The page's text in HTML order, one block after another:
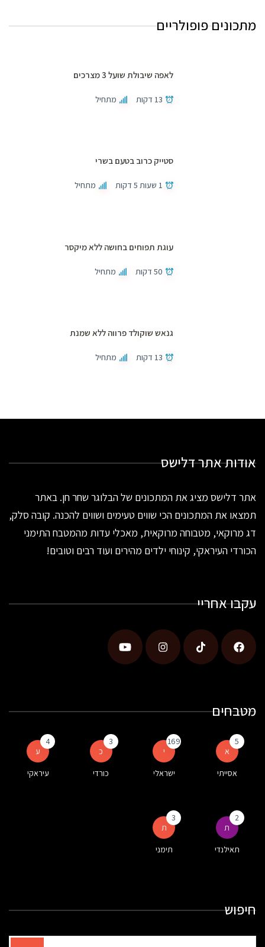
מתכונים פופולריים
לאפה שיבולת שועל 3 מצרכים
13 דקות מתחיל
סטייק כרוב בטעם בשרי
1 שעות 5 דקות מתחיל
עוגת תפוחים בחושה ללא מיקסר
50 דקות מתחיל
גנאש שוקולד פרווה ללא שמנת
13 דקות מתחיל
אודות אתר דלישס
אתר דלישס מציג את המתכונים של הבלוגר שחר חן. באתר
תמצאו את המתכונים הכי שווים טעימים ושווים להכנה. קובה סלק,
דג מרוקאי, מטבוחה מרוקאית, מאכלי עדות מהמטבח התימני
הכורדי העיראקי, קינוחי ילדים מהירים ועוד רבים וטובים!
עקבו אחריי
מטבחים
א
5
אסייתי
י
169
ישראלי
כ
3
כורדי
ע
4
עיראקי
ת
2
תאילנדי
ת
3
תימני
חיפוש